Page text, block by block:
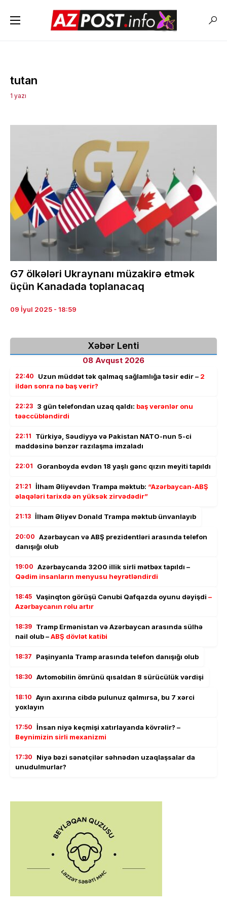
tutan
1 yazı
G7 ölkələri Ukraynanı müzakirə etmək
üçün Kanadada toplanacaq
09 İyul 2025 - 18:59
Xəbər Lenti
08 Avqust 2026
22:40 Uzun müddət tək qalmaq sağlamlığa təsir edir – 2
ildən sonra nə baş verir?
22:23 3 gün telefondan uzaq qaldı: baş verənlər onu
təəccübləndirdi
22:11
Türkiyə, Səudiyyə və Pakistan NATO-nun 5-ci
maddəsinə bənzər razılaşma imzaladı
22:01 Goranboyda evdən 18 yaşlı gənc qızın meyiti tapıldı
21:21 İlham Əliyevdən Trampa məktub: “Azərbaycan-ABŞ
əlaqələri tarixdə ən yüksək zirvədədir”
21:13 İlham Əliyev Donald Trampa məktub ünvanlayıb
20:00 Azərbaycan və ABŞ prezidentləri arasında telefon
danışığı olub
19:00 Azərbaycanda 3200 illik sirli mətbəx tapıldı –
Qədim insanların menyusu heyrətləndirdi
18:45 Vaşinqton görüşü Cənubi Qafqazda oyunu dəyişdi –
Azərbaycanın rolu artır
18:39 Tramp Ermənistan və Azərbaycan arasında sülhə
nail olub –ABŞ dövlət katibi
18:37 Paşinyanla Tramp arasında telefon danışığı olub
18:30 Avtomobilin ömrünü qısaldan 8 sürücülük vərdişi
18:10 Ayın axırına cibdə pulunuz qalmırsa, bu 7 xərci
yoxlayın
17:50 İnsan niyə keçmişi xatırlayanda kövrəlir? –
Beynimizin sirli mexanizmi
17:30
Niyə bəzi sənətçilər səhnədən uzaqlaşsalar da
unudulmurlar?